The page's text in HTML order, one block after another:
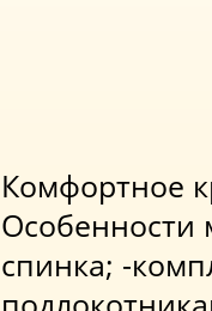
Комфортное
Особенности
спинка; -